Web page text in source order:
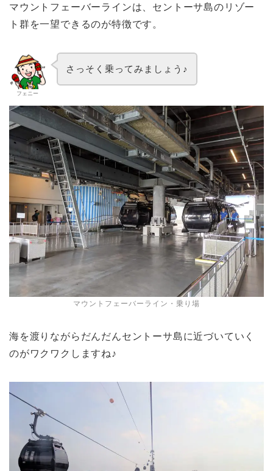
マウントフェーバーラインは、セントーサ島のリゾー
ト群を一望できるのが特徴です。
フェニー
さっそく乗ってみましょう♪
マウントフェーバーライン・乗り場
海を渡りながらだんだんセントーサ島に近づいていく
のがワクワクしますね♪